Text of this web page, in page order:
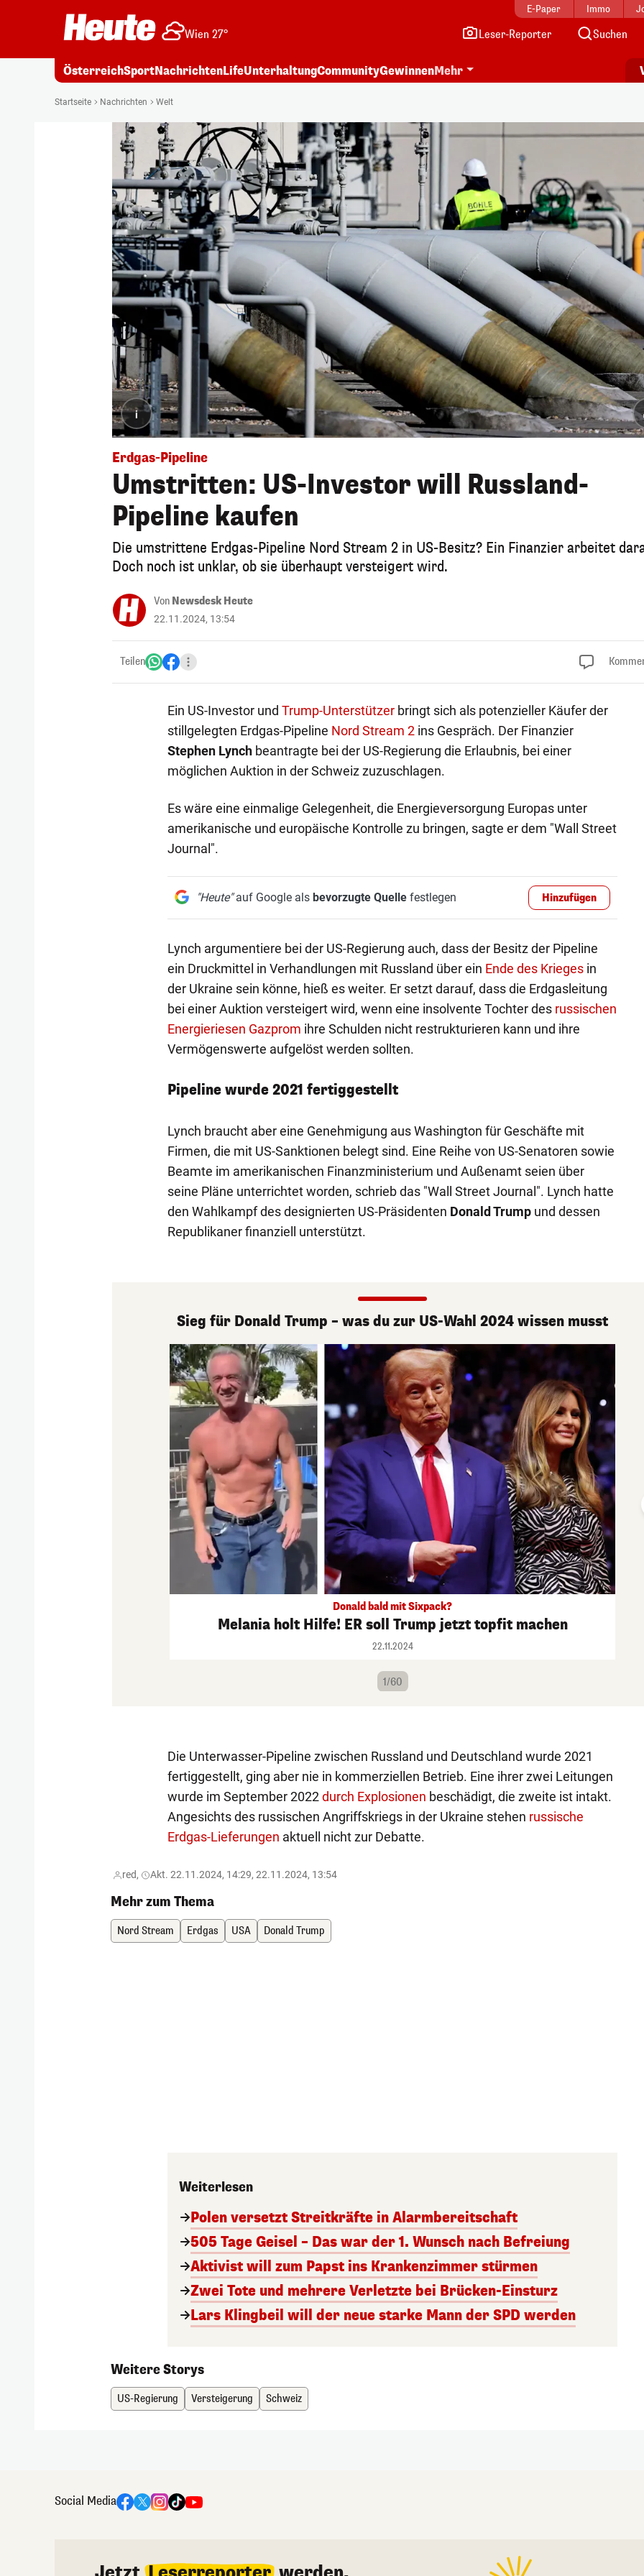
E-Paper Immo
Wien 27° Leser-Reporter Suchen
ÖsterreichSportNachrichtenLifeUnterhaltungCommunityGewinnenMehr
Startseite Nachrichten Welt
i
Erdgas-Pipeline
Umstritten: US-Investor will Russland-
Pipeline kaufen
Die umstrittene Erdgas-Pipeline Nord Stream 2 in US-Besitz? Ein Finanzier arbeitet
Doch noch ist unklar, ob sie überhaupt versteigert wird.
Von Newsdesk Heute
22.11.2024, 13:54
Teilen
Ein US-Investor und Trump-Unterstützerbringt sich als potenzieller Käufer der
stillgelegten Erdgas-Pipeline Nord Stream 2ins Gespräch. Der Finanzier
Stephen Lynchbeantragte bei der US-Regierung die Erlaubnis, bei einer
möglichen Auktion in der Schweiz zuzuschlagen.
Es wäre eine einmalige Gelegenheit, die Energieversorgung Europas unter
amerikanische und europäische Kontrolle zu bringen, sagte er dem "Wall Street
Journal".
"Heute"auf Google als bevorzugte Quellefestlegen Hinzufügen
Lynch argumentiere bei der US-Regierung auch, dass der Besitz der Pipeline
ein Druckmittel in Verhandlungen mit Russland über ein Ende des Kriegesin
der Ukraine sein könne, hieß es weiter. Er setzt darauf, dass die Erdgasleitung
bei einer Auktion versteigert wird, wenn eine insolvente Tochter des russischen
Energieriesen Gazprom ihre Schulden nicht restrukturieren kann und ihre
Vermögenswerte aufgelöst werden sollten.
Pipeline wurde 2021 fertiggestellt
Lynch braucht aber eine Genehmigung aus Washington für Geschäfte mit
Firmen, die mit US-Sanktionen belegt sind. Eine Reihe von US-Senatoren sowie
Beamte im amerikanischen Finanzministerium und Außenamt seien über
seine Pläne unterrichtet worden, schrieb das "Wall Street Journal". Lynch hatte
den Wahlkampf des designierten US-Präsidenten Donald Trumpund dessen
Republikaner finanziell unterstützt.
Sieg für Donald Trump – was du zur US-Wahl 2024 wissen musst
Donald bald mit Sixpack?
Melania holt Hilfe! ER soll Trump jetzt topfit machen
22.11.2024
1/60
Die Unterwasser-Pipeline zwischen Russland und Deutschland wurde 2021
fertiggestellt, ging aber nie in kommerziellen Betrieb. Eine ihrer zwei Leitungen
wurde im September 2022durch Explosionen beschädigt, die zweite ist intakt.
Angesichts des russischen Angriffskriegs in der Ukraine stehen russische
Erdgas-Lieferungen aktuell nicht zur Debatte.
red, Akt. 22.11.2024, 14:29, 22.11.2024, 13:54
Mehr zum Thema
Nord Stream Erdgas USA Donald Trump
Weiterlesen
Polen versetzt Streitkräfte in Alarmbereitschaft
505 Tage Geisel – Das war der 1. Wunsch nach Befreiung
Aktivist will zum Papst ins Krankenzimmer stürmen
Zwei Tote und mehrere Verletzte bei Brücken-Einsturz
Lars Klingbeil will der neue starke Mann der SPD werden
Weitere Storys
US-Regierung Versteigerung Schweiz
Social Media